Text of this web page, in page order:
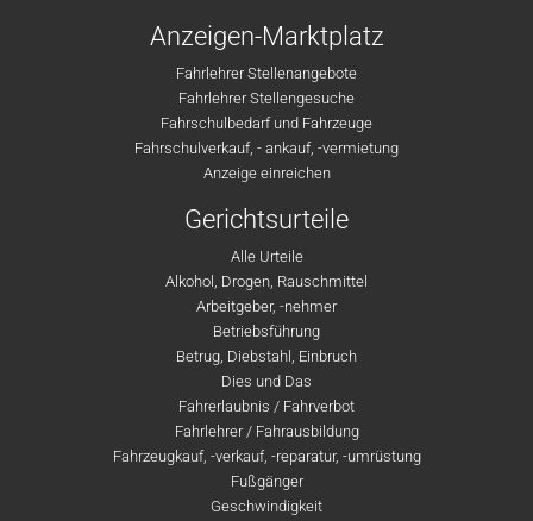
Anzeigen-Marktplatz
Fahrlehrer Stellenangebote
Fahrlehrer Stellengesuche
Fahrschulbedarf und Fahrzeuge
Fahrschulverkauf, - ankauf, -vermietung
Anzeige einreichen
Gerichtsurteile
Alle Urteile
Alkohol, Drogen, Rauschmittel
Arbeitgeber, -nehmer
Betriebsführung
Betrug, Diebstahl, Einbruch
Dies und Das
Fahrerlaubnis / Fahrverbot
Fahrlehrer / Fahrausbildung
Fahrzeugkauf, -verkauf, -reparatur, -umrüstung
Fußgänger
Geschwindigkeit